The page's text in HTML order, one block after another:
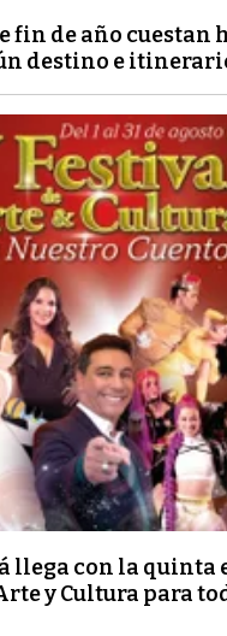
fin de año cuestan
destino e
llega con la quinta
y Cultura para